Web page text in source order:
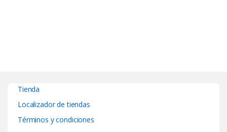
Tienda
Localizador de tiendas
Términos y condiciones